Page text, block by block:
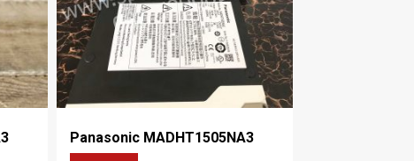
Panasonic MADHT1505NA3